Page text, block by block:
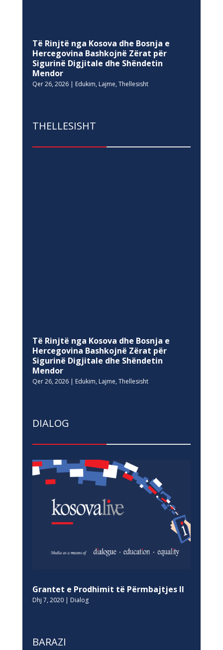
Të Rinjtë nga Kosova dhe Bosnja e
Hercegovina Bashkojnë Zërat për
Sigurinë Digjitale dhe Shëndetin
Mendor
Qer 26, 2026| Edukim, Lajme, Thellesisht
THELLESISHT
Të Rinjtë nga Kosova dhe Bosnja e
Hercegovina Bashkojnë Zërat për
Sigurinë Digjitale dhe Shëndetin
Mendor
Qer 26, 2026| Edukim, Lajme, Thellesisht
DIALOG
Grantet e Prodhimit të Përmbajtjes II
Dhj 7, 2020| Dialog
BARAZI